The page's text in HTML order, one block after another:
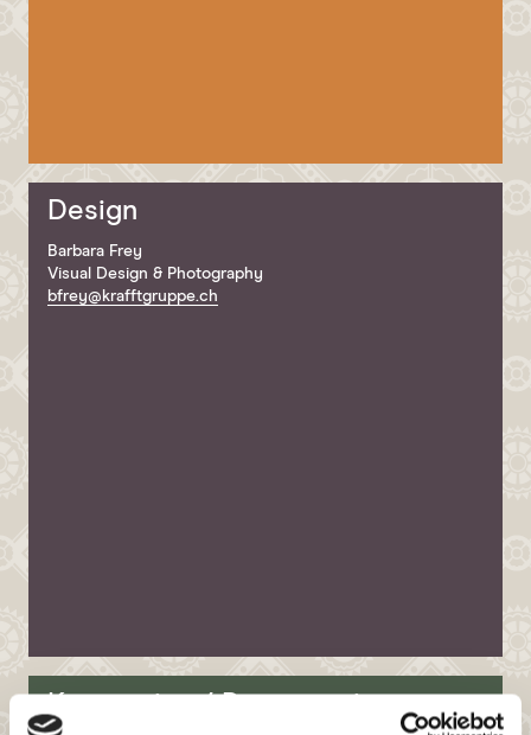
Design
Barbara Frey
Visual Design & Photography
bfrey@krafftgruppe.ch
Konzeption / Programmierung